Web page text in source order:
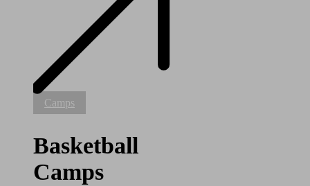
Basketball
Camps
Camps
Basketball
Camps